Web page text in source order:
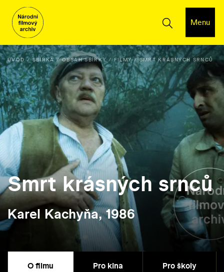
Menu
ÚVOD SBÍRKA OBSAH SBÍRKY FILMY SMRT KRÁSNÝCH SRNCŮ
Smrt krásných srnců
Karel Kachyňa, 1986
O filmu Pro kina Pro školy